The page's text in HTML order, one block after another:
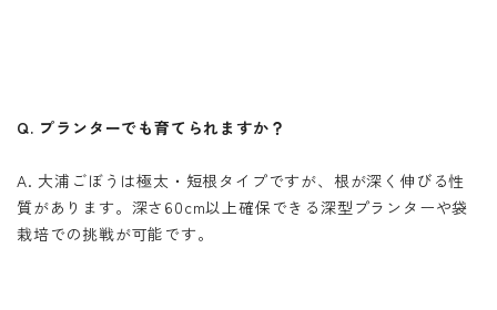
Q. プランターでも育てられますか？
A. 大浦ごぼうは極太・短根タイプですが、根が深く伸びる性
質があります。深さ60cm以上確保できる深型プランターや袋
栽培での挑戦が可能です。